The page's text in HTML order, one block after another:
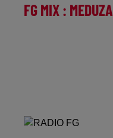
FG MIX : MEDUZA